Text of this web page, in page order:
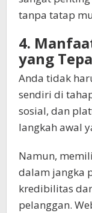
tanpa tatap
4.
yang
Anda tidak
sendiri di
sosial, dan
langkah awal
Namun,
dalam jangka
kredibilitas
pelanggan.